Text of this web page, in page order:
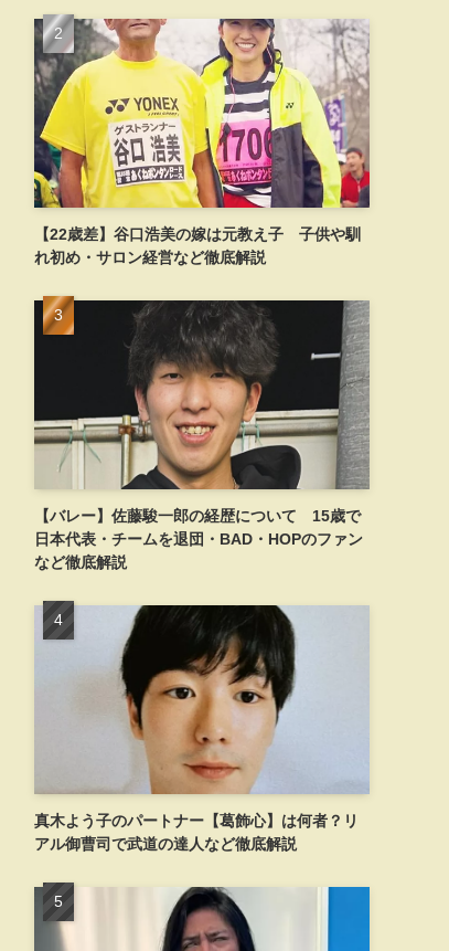
【22歳差】谷口浩美の嫁は元教え子 子供や馴
れ初め・サロン経営など徹底解説
【バレー】佐藤駿一郎の経歴について 15歳で
日本代表・チームを退団・BAD・HOPのファン
など徹底解説
真木よう子のパートナー【葛飾心】は何者？リ
アル御曹司で武道の達人など徹底解説